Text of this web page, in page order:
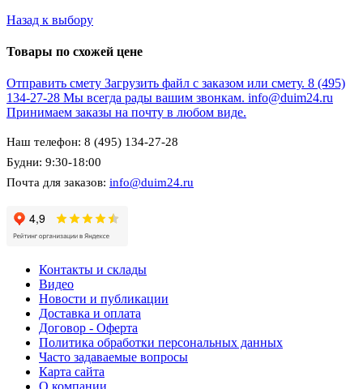
Назад к выбору
Товары по схожей цене
Отправить смету Загрузить файл с заказом или смету. 8 (495)
134-27-28 Мы всегда рады вашим звонкам. info@duim24.ru
Принимаем заказы на почту в любом виде.
Наш телефон: 8 (495) 134-27-28
Будни: 9:30-18:00
Почта для заказов: info@duim24.ru
Контакты и склады
Видео
Новости и публикации
Доставка и оплата
Договор - Оферта
Политика обработки персональных данных
Часто задаваемые вопросы
Карта сайта
О компании